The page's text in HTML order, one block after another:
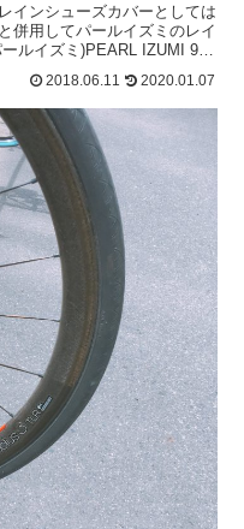
インシューズカバーとしては
併用してパールイズミのレイ
ルイズミ)PEARL IZUMI 92
2018.06.11 2020.01.07